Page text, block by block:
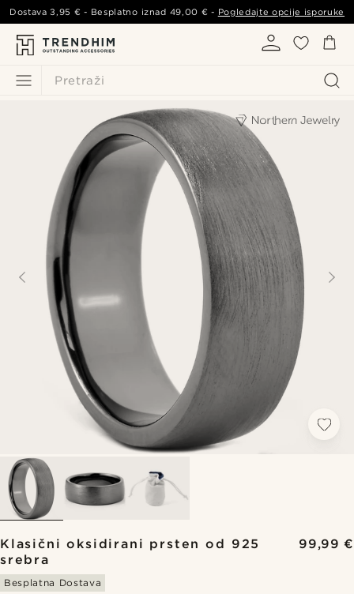
Pretraži
Dostava3,95 € - Besplatno iznad 49,00 € - Pogledajte opcije isporuke
Klasični oksidirani prsten od 925
srebra
99,99 €
Besplatna Dostava